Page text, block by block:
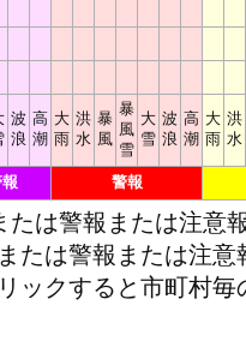
波
浪
高
潮
大
雨
洪
水
暴
風
暴
風
雪
大
雪
波
浪
高
潮
大
雨
洪
水
警報
たは警報または注意
たは警報または注
ックすると市町村